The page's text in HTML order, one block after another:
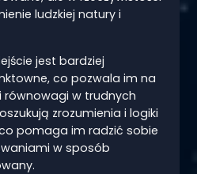
ludzkiej natury i
jest bardziej
co pozwala im na
równowagi w trudnych
zrozumienia i logiki
pomaga im radzić sobie
w sposób